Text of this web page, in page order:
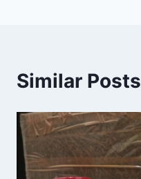
Similar Posts